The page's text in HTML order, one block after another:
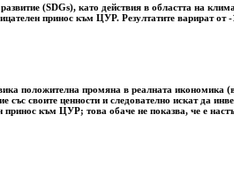
(SDGs), като действия в областта на
принос към ЦУР. Резултатите варират
положителна промяна в реалната
със своите ценности и следователно искат да
към ЦУР; това обаче не показва, че е